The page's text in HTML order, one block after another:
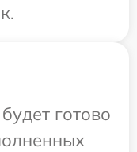
готово